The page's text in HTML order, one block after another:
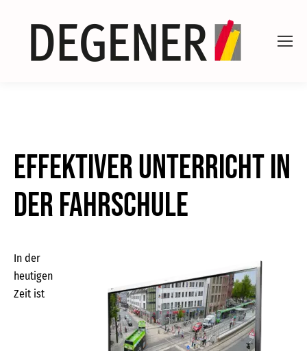
Effektiver Unterricht in
der Fahrschule
In der
heutigen
Zeit ist